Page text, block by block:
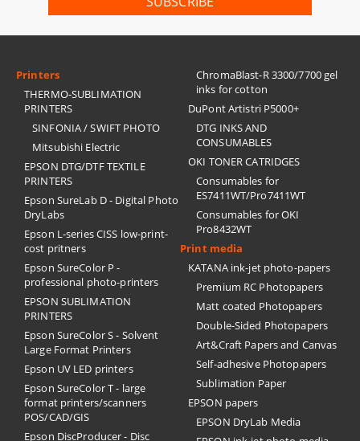
Printers
THERMO-SUBLIMATION
PRINTERS
SINFONIA / SWIFT PHOTO
Mitsubishi Electric
EPSON DTG/DTF TEXTILE
PRINTERS
Epson SureLab D - Digital Photo
DryLabs
Epson L-series CISS low-print-
cost pritners
Epson SureColor P -
professional photo-printers
EPSON SUBLIMATION
PRINTERS
Epson SureColor S - Solvent
Large Format Printers
Epson UV LED printers
Epson SureColor T - large
format printers/scanners
POS/CAD/GIS
Epson DiscProducer - Disc
ChromaBlast-R 3300/7700 gel
inks for cotton
DuPont Artistri P5000+
DTG INKS AND
CONSUMABLES
OKI TONER CATRIDGES
Consumables for
ES7411WT/Pro7411WT
Consumables for OKI
Pro8432WT
Print media
KATANA ink-jet photo-papers
Premium RC Photopapers
Matt coated Photopapers
Double-Sided Photopapers
Art&Craft Papers and Canvas
Self-adhesive Photopapers
Sublimation Paper
EPSON papers
EPSON DryLab Media